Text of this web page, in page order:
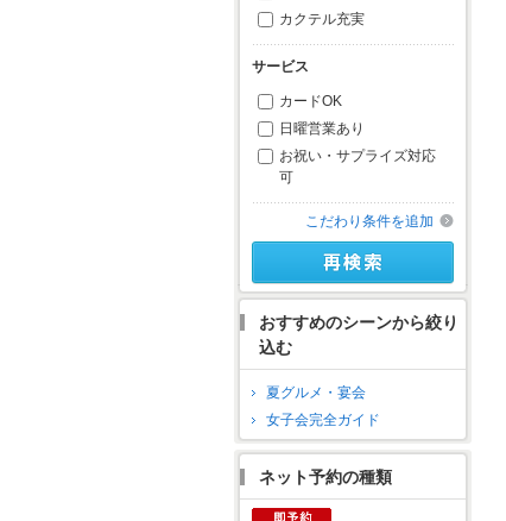
カクテル充実
サービス
カードOK
日曜営業あり
お祝い・サプライズ対応
可
こだわり条件を追加
おすすめのシーンから絞り
込む
夏グルメ・宴会
女子会完全ガイド
ネット予約の種類